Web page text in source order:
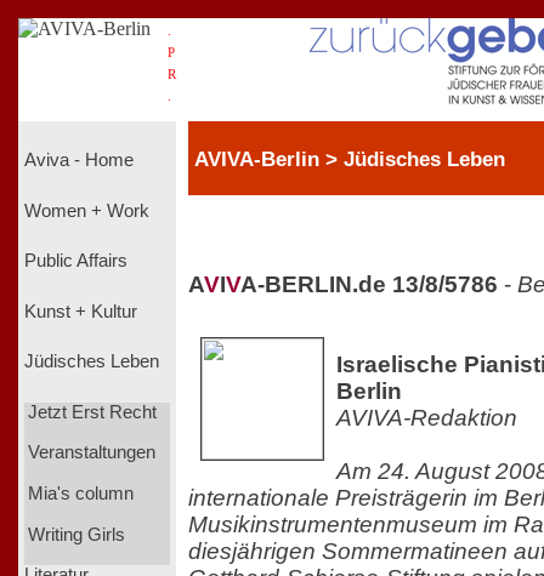
P
R
Aviva - Home
Women + Work
Public Affairs
Kunst + Kultur
Jüdisches Leben
Jetzt Erst Recht
Veranstaltungen
Mia's column
Writing Girls
AVIVA-Berlin > Jüdisches Leben
AVIVA-BERLIN.de 13/8/5786 -
Israelische
Berlin
AVIVA-Redaktion
Am 24. August
internationale Preisträgerin im
Musikinstrumentenmuseum im
diesjährigen Sommermatineen